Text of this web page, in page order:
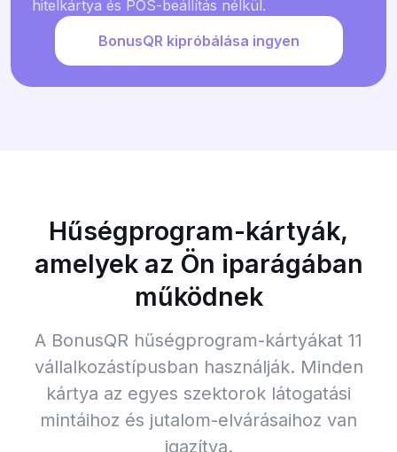
hitelkártya és POS-beállítás nélkül.
BonusQR kipróbálása ingyen
Hűségprogram-kártyák,
amelyek az Ön iparágában
működnek
A BonusQR hűségprogram-kártyákat 11
vállalkozástípusban használják. Minden
kártya az egyes szektorok látogatási
mintáihoz és jutalom-elvárásaihoz van
igazítva.